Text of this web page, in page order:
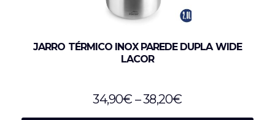
JARRO TÉRMICO INOX PAREDE DUPLA WIDE
LACOR
34,90€ –38,20€